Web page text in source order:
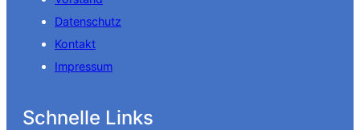
Datenschutz
Kontakt
Impressum
Schnelle Links